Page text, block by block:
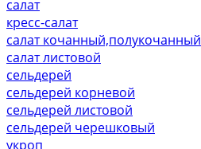
салат
кресс-салат
салат кочанный,полукочанный
салат листовой
сельдерей
сельдерей корневой
сельдерей листовой
сельдерей черешковый
укроп